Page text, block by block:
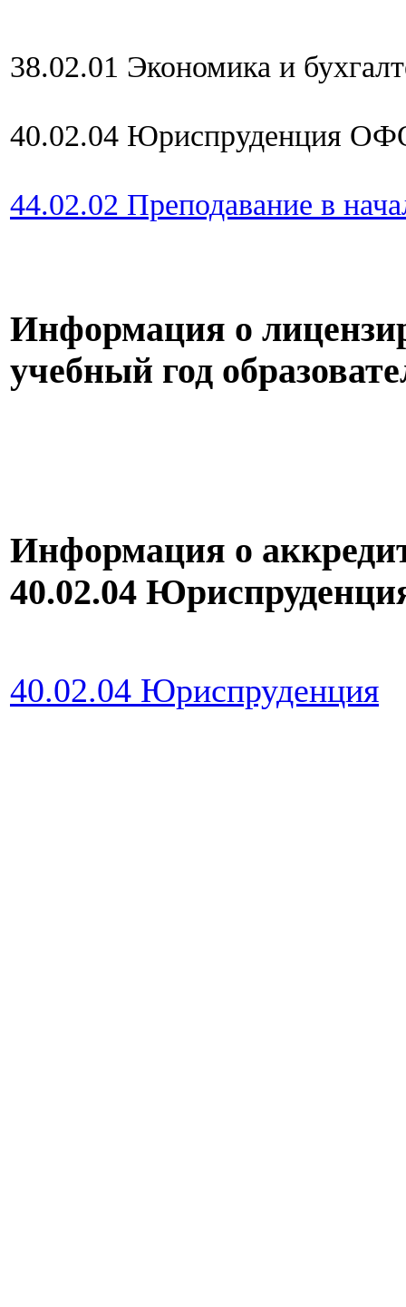
38.02.01 Экономика и
40.02.04 Юриспруденция
44.02.02 Преподавание в
Информация о
учебный год
Информация о
40.02.04
40.02.04 Юриспруденция